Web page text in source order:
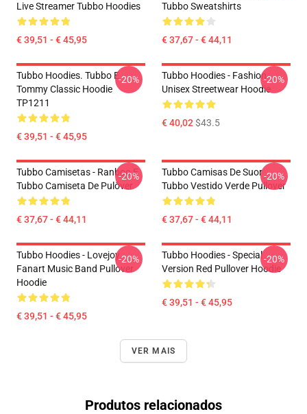
Live Streamer Tubbo Hoodies
€ 39,51 - € 45,95
Tubbo Sweatshirts
€ 37,67 - € 44,11
Tubbo Hoodies. Tubbo E
Tommy Classic Hoodie
TP1211
€ 39,51 - € 45,95
-20%
Tubbo Hoodies - Fashion
Unisex Streetwear Hoodie
€ 40,02$43.5
-20%
Tubbo Camisetas - Ranboo E
Tubbo Camiseta De Pulôver
€ 37,67 - € 44,11
-20%
Tubbo Camisas De Suor
Tubbo Vestido Verde Pullover
€ 37,67 - € 44,11
-20%
Tubbo Hoodies - Lovejoy
Fanart Music Band Pullover
Hoodie
€ 39,51 - € 45,95
-20%
Tubbo Hoodies - Special
Version Red Pullover Hoodie
€ 39,51 - € 45,95
-20%
VER MAIS
Produtos relacionados